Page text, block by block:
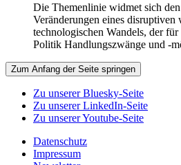
Die Themenlinie widmet sich den
Veränderungen eines disruptiven
technologischen Wandels, der
Politik Handlungszwänge und -
Zum Anfang der Seite springen
Zu unserer Bluesky-Seite
Zu unserer LinkedIn-Seite
Zu unserer Youtube-Seite
Datenschutz
Impressum